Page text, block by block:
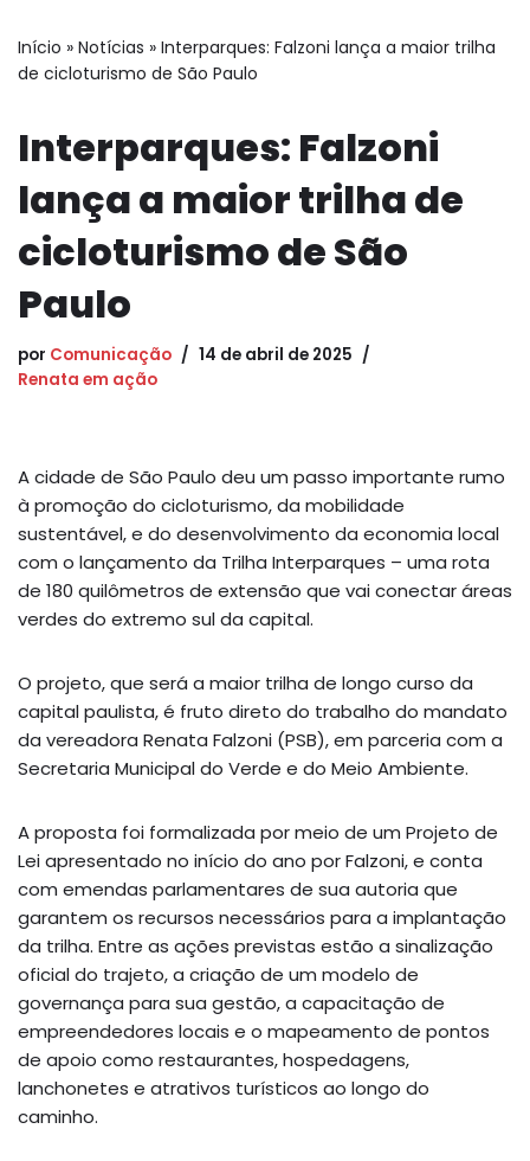
Início » Notícias » Interparques: Falzoni lança a maior trilha
de cicloturismo de São Paulo
Interparques: Falzoni
lança a maior trilha de
cicloturismo de São
Paulo
por Comunicação
14 de abril de 2025
Renata em ação
A cidade de São Paulo deu um passo importante rumo
à promoção do cicloturismo, da mobilidade
sustentável, e do desenvolvimento da economia local
com o lançamento da Trilha Interparques – uma rota
de 180 quilômetros de extensão que vai conectar áreas
verdes do extremo sul da capital.
O projeto, que será a maior trilha de longo curso da
capital paulista, é fruto direto do trabalho do mandato
da vereadora Renata Falzoni (PSB), em parceria com a
Secretaria Municipal do Verde e do Meio Ambiente.
A proposta foi formalizada por meio de um Projeto de
Lei apresentado no início do ano por Falzoni, e conta
com emendas parlamentares de sua autoria que
garantem os recursos necessários para a implantação
da trilha. Entre as ações previstas estão a sinalização
oficial do trajeto, a criação de um modelo de
governança para sua gestão, a capacitação de
empreendedores locais e o mapeamento de pontos
de apoio como restaurantes, hospedagens,
lanchonetes e atrativos turísticos ao longo do
caminho.